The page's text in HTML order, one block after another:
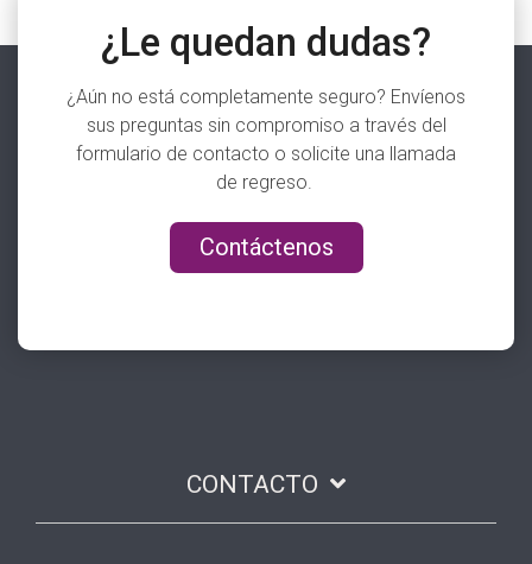
¿Le quedan dudas?
¿Aún no está completamente seguro? Envíenos
sus preguntas sin compromiso a través del
formulario de contacto o solicite una llamada
de regreso.
Contáctenos
CONTACTO